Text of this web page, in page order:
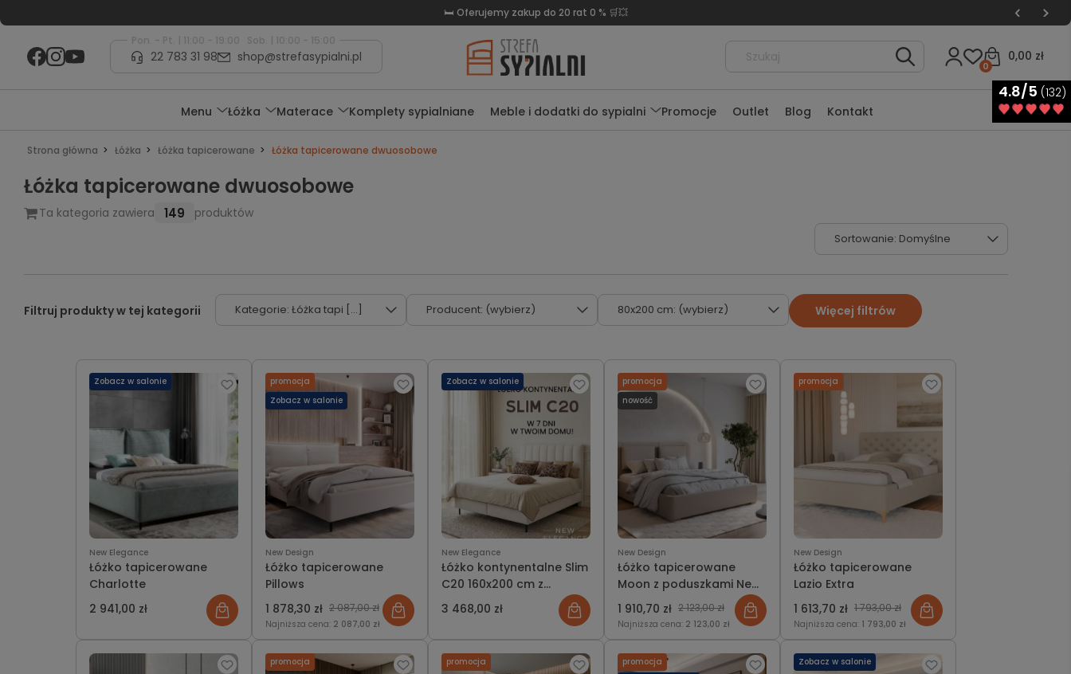
🛒Darmowa dostawa już od 999 zł 🛏️
Pon. - Pt. | 11:00 - 19:00 Sob. | 10:00 - 15:00
22 783 31 98 shop@strefasypialni.pl 0,00 zł
0
Menu Łóżka Materace Komplety sypialniane Meble i dodatki do sypialni Promocje Outlet Blog Kontakt
Strona główna Łóżka Łóżka tapicerowane Łóżka tapicerowane dwuosobowe
Łóżka tapicerowane dwuosobowe
Ta kategoria zawiera 149 produktów
Kategorie: Łóżka tapi [...] Producent: (wybierz) 80x200 cm: (wybierz) Więcej filtrów
New Elegance
Łóżko tapicerowane
Charlotte
2 941,00 zł
Zobacz w salonie
New Design
Łóżko tapicerowane
Pillows
1 878,30 zł 2 087,00 zł
Najniższa cena: 2 087,00 zł
promocja
Zobacz w salonie
New Elegance
Łóżko kontynentalne Slim
C20 160x200 cm z
pojemnikiem na pościel w
7 dni
3 468,00 zł
Zobacz w salonie
New Design
Łóżko tapicerowane
Moon z poduszkami New
Design
1 910,70 zł 2 123,00 zł
Najniższa cena: 2 123,00 zł
promocja
nowość
New Design
Łóżko tapicerowane
Lazio Extra
1 613,70 zł 1 793,00 zł
Najniższa cena: 1 793,00 zł
promocja
promocja
promocja
promocja
Zobacz w salonie
4.8/5 (132)